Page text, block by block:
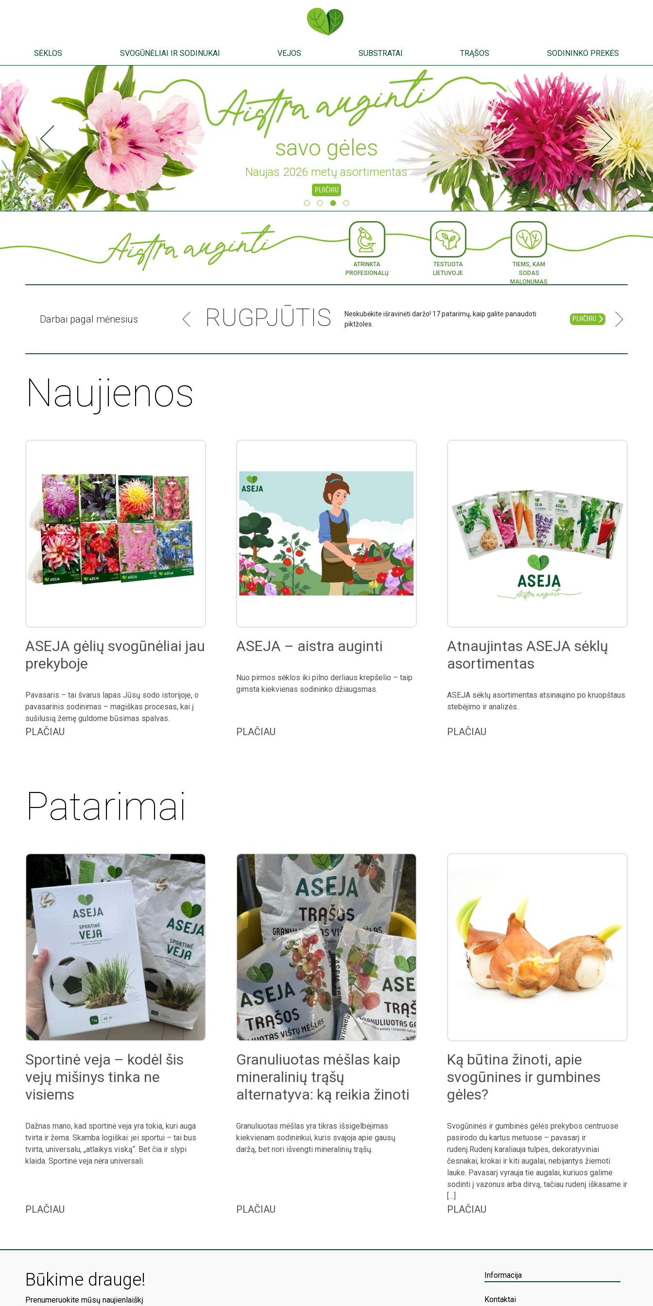
ET LV LT
SĖKLOS SVOGŪNĖLIAI IR SODINUKAI VEJOS SUBSTRATAI TRĄŠOS SODININKO PREKĖS
savo gėles
Naujas 2026 metų asortimentas
PLAČIAU
ATRINKTA
PROFESIONALŲ
TESTUOTA
LIETUVOJE
TIEMS, KAM
SODAS
MALONUMAS
Darbai pagal mėnesius
savo augalų ir RUGPJŪTIS
Neskubėkite išravinėti daržo! 17 patarimų, kaip galite panaudoti
piktžoles.
PLAČIAU
Naujienos
ASEJA gėlių svogūnėliai jau
prekyboje
Pavasaris – tai švarus lapas Jūsų sodo istorijoje, o
pavasarinis sodinimas – magiškas procesas, kai į
sušilusią žemę guldome būsimas spalvas.
PLAČIAU
ASEJA – aistra auginti
Nuo pirmos sėklos iki pilno derliaus krepšelio – taip
gimsta kiekvienas sodininko džiaugsmas.
PLAČIAU
Atnaujintas ASEJA sėklų
asortimentas
ASEJA sėklų asortimentas atsinaujino po kruopštaus
stebėjimo ir analizės.
PLAČIAU
Patarimai
Sportinė veja – kodėl šis
vejų mišinys tinka ne
visiems
Dažnas mano, kad sportinė veja yra tokia, kuri auga
tvirta ir žema. Skamba logiškai: jei sportui – tai bus
tvirta, universalu, „atlaikys viską“. Bet čia ir slypi
klaida. Sportinė veja nėra universali.
PLAČIAU
Granuliuotas mėšlas kaip
mineralinių trąšų
alternatyva: ką reikia žinoti
Granuliuotas mėšlas yra tikras išsigelbėjimas
kiekvienam sodininkui, kuris svajoja apie gausų
daržą, bet nori išvengti mineralinių trąšų.
PLAČIAU
Ką būtina žinoti, apie
svogūnines ir gumbines
gėles?
Svogūninės ir gumbinės gėlės prekybos centruose
pasirodo du kartus metuose – pavasarį ir
rudenį.Rudenį karaliauja tulpės, dekoratyviniai
česnakai, krokai ir kiti augalai, nebijantys žiemoti
lauke. Pavasarį vyrauja tie augalai, kuriuos galime
sodinti į vazonus arba dirvą, tačiau rudenį iškasame ir
[…]
PLAČIAU
Būkime drauge!
Prenumeruokite mūsų naujienlaiškį
Informacija
Kontaktai